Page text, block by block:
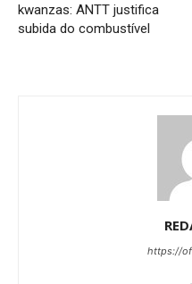
kwanzas: ANTT justifica
subida do combustível
https://